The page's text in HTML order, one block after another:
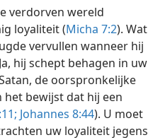
verdorven wereld
loyaliteit (Micha 7:2). Wat
vervullen wanneer hij
hij schept behagen in uw
de oorspronkelijke
bewijst dat hij een
Johannes 8:44). U moet
uw loyaliteit jegens